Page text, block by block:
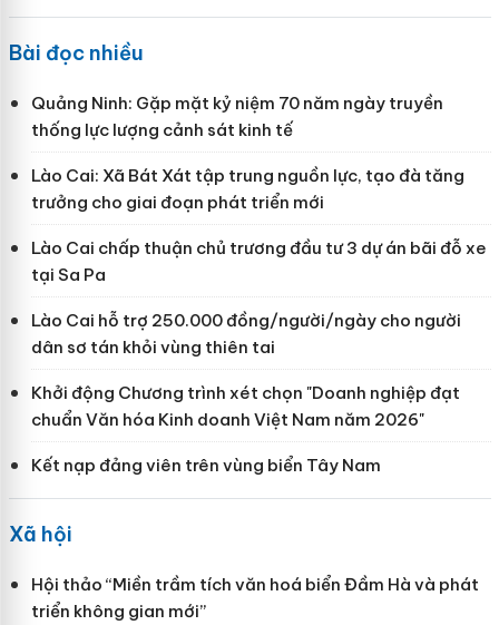
Bài đọc nhiều
Quảng Ninh: Gặp mặt kỷ niệm 70 năm ngày truyền
thống lực lượng cảnh sát kinh tế
Lào Cai: Xã Bát Xát tập trung nguồn lực, tạo đà tăng
trưởng cho giai đoạn phát triển mới
Lào Cai chấp thuận chủ trương đầu tư 3 dự án bãi đỗ xe
tại Sa Pa
Lào Cai hỗ trợ 250.000 đồng/người/ngày cho người
dân sơ tán khỏi vùng thiên tai
Khởi động Chương trình xét chọn "Doanh nghiệp đạt
chuẩn Văn hóa Kinh doanh Việt Nam năm 2026"
Kết nạp đảng viên trên vùng biển Tây Nam
Xã hội
Hội thảo “Miền trầm tích văn hoá biển Đầm Hà và phát
triển không gian mới”